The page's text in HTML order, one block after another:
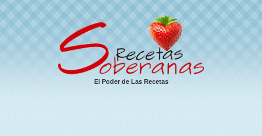
El Poder de Las Recetas